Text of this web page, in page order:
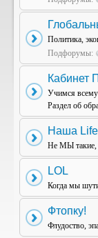
Политика,
Подфорумы:
Кабинет
Учимся всему
Раздел об
Наша Life
Не МЫ такие,
LOL
Когда мы
Фтопку!
Флудоство,